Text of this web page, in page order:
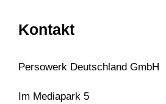
Kontakt
Persowerk Deutschland GmbH
Im Mediapark 5